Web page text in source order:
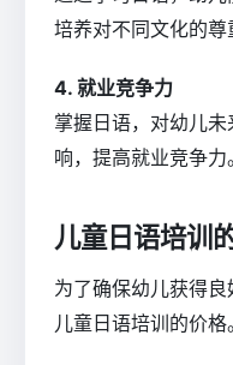
培养对不同文化的尊
4. 就业竞争力
掌握日语，对幼儿
响，提高就业竞争力。
儿童日语培训
为了确保幼儿获得
儿童日语培训的价格。